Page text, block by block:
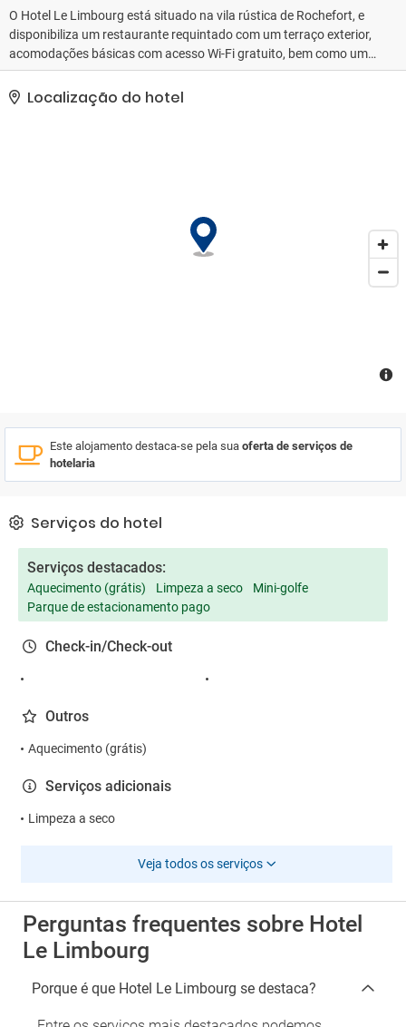
O Hotel Le Limbourg está situado na vila rústica de Rochefort, e
disponibiliza um restaurante requintado com um terraço exterior,
acomodações básicas com acesso Wi-Fi gratuito, bem como um
parque de estacionamento privado e gratuito, no local.
Localização do hotel
Este alojamento destaca-se pela sua oferta de serviços de
hotelaria
Serviços do hotel
Serviços destacados:
Aquecimento (grátis) Limpeza a seco
Mini-golfe
Parque de estacionamento pago
Check-in/Check-out
Outros
Aquecimento (grátis)
Serviços adicionais
Limpeza a seco
Veja todos os serviços
Perguntas frequentes sobre Hotel
Le Limbourg
Porque é que Hotel Le Limbourg se destaca?